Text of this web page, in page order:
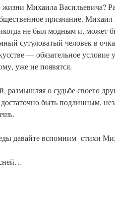
Михаила Васильевича?
признание.
не был модным и, может
сутуловатый человек в
— обязательное
уже не появятся.
размышляя о судьбе своего
быть подлинным,
давайте вспомним стихи